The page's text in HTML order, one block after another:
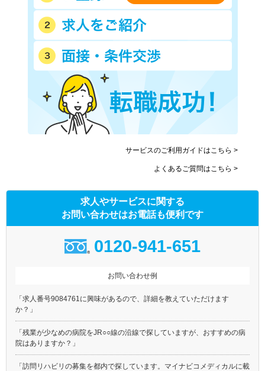
サービスのご利用ガイドはこちら >
よくあるご質問はこちら >
求人やサービスに関する
お問い合わせはお電話も便利です
0120-941-651
お問い合わせ例
「求人番号9084761に興味があるので、詳細を教えていただけます
か？」
「残業が少なめの病院をJR○○線の沿線で探していますが、おすすめの病
院はありますか？」
「訪問リハビリの募集を都内で探しています。マイナビコメディカルに載